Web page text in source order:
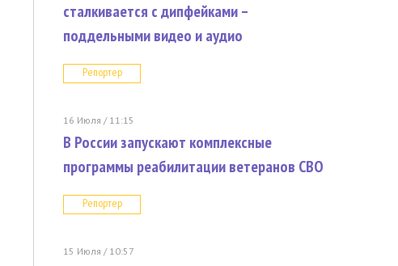
сталкивается с дипфейками –
поддельными видео и аудио
Репортер
16 Июля / 11:15
В России запускают комплексные
программы реабилитации ветеранов СВО
Репортер
15 Июля / 10:57